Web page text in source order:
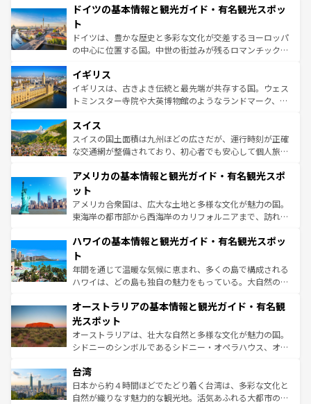
せる。地方によって風土や気候が異なるスペインはその個
ンテンツ一覧 を参照してほしい。
で、幅広い魅力が詰まっている。華麗な宮殿、歴史的な大
聖堂、美しいビーチ、そして豊かな自然が、訪れる者を心
から魅了する。また、フランスは美食の国としても知ら
れ、フランス料理はユネスコ無形文化遺産にも登録されて
香り高いラベンダー畑など、多彩な楽しみ方が可能だ。さ
らに、パリ以外の地域にも魅力が溢れており、どの街角に
も豊かな歴史と文化が息づいている。パリ以外の個性あふ
を参照してほしい。
ドイツの基本情報と観光ガイド・有名観光スポッ
ト
ドイツは、豊かな歴史と多彩な文化が交差するヨーロッパ
の中心に位置する国。中世の街並みが残るロマンチック街
顔を持つこの国は、どこを歩いても飽きることがない。ベ
ルリンの文化的活気、バイエルン州のアルプスの絶景、そ
してライン川沿いのワイン畑といった風景は必見。ビール
は、お酒好きな人にはぜひ体験してほしい。 なお、新着の
ドイツ情報はコンテンツ一覧を参照してほしい。
イギリス
イギリスは、古きよき伝統と最先端が共存する国。ウェス
トミンスター寺院や大英博物館のようなランドマーク、歴
リアごとに異なる魅力がある。また、優雅なアフタヌーン
ティー、ビール好きにはたまらない英国パブ、サッカー観
戦など、本場だからこそできる体験も豊富。イギリスを旅
ンツ一覧を参照してほしい。
スイス
スイスの国土面積は九州ほどの広さだが、運行時刻が正確
な交通網が整備されており、初心者でも安心して個人旅行
の建物がそのまま残る町や、スイスならではのユニークな
博物館もあり、アルプス観光だけでなく町歩きも満喫する
ことができる。国民の所得が高いため物価も高いが、旅行
者向けの交通パス提供のサービスもあり、うまく活用すれ
着のスイス情報はコンテンツ一覧を参照してほしい。
アメリカの基本情報と観光ガイド・有名観光スポ
ット
アメリカ合衆国は、広大な土地と多様な文化が魅力の国。
東海岸の都市部から西海岸のカリフォルニアまで、訪れる
のような巨大都市は、観光、ショッピング、エンターテイ
ンメントが詰まった刺激的なスポットだ。一方、アメリカ
西部には大自然が広がり、グランドキャニオンやイエロー
ストーン国立公園といった絶景が堪能できる。さらに、南
文化が魅力。旅行者はアメリカの各地域で異なる魅力を楽
しみながら、その多様性と豊かな歴史を感じることができ
るだろう。車でのロードトリップや列車の旅も、アメリカ
ならではの贅沢な旅のスタイルだ。 なお、新着のアメリカ
情報は コンテンツ一覧 を参照してほしい。
ハワイの基本情報と観光ガイド・有名観光スポッ
ト
年間を通じて温暖な気候に恵まれ、多くの島で構成される
ハワイは、どの島も独自の魅力をもっている。大自然の神
ワイ島は見逃せない。また、定番の観光地といえばオアフ
島だが、静かな自然を求めるならマウイ島やカウアイ島が
おすすめ。エメラルドグリーンに輝く海をはじめ、豊かな
文化や歴史が息づいている。「アロハスピリット」と呼ば
人々、おいしいローカルフードやハワイアンミュージッ
ク、伝統的なフラダンスなど、すべてがハワイの魅力を彩
っている。訪れるたびに新しい発見と感動が待っているハ
オーストラリアの基本情報と観光ガイド・有名観
光スポット
オーストラリアは、壮大な自然と多様な文化が魅力の国。
シドニーのシンボルであるシドニー・オペラハウス、オー
リアリーフや大陸中央部にそびえるウルル（エアーズロッ
ク）、タスマニアの美しい原生林やケアンズの熱帯雨林な
ど、見どころがたくさん。また、カフェやワイン、オージ
台湾
日本から約４時間ほどでたどり着く台湾は、多彩な文化と
自然が織りなす魅力的な観光地。活気あふれる大都市の台